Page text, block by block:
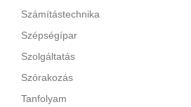
Számítástechnika
Szépségípar
Szolgáltatás
Szórakozás
Tanfolyam